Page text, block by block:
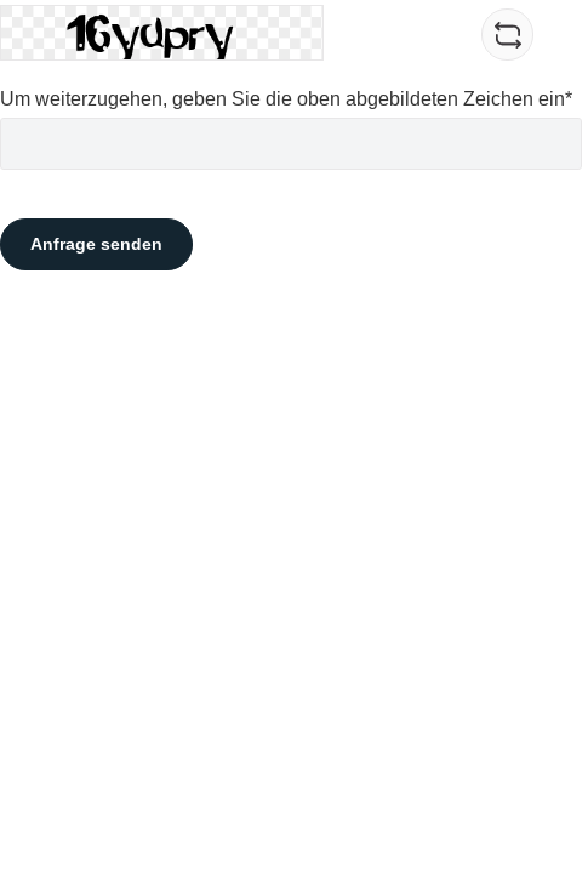
Um weiterzugehen, geben Sie die oben abgebildeten Zeichen ein*
Anfrage senden